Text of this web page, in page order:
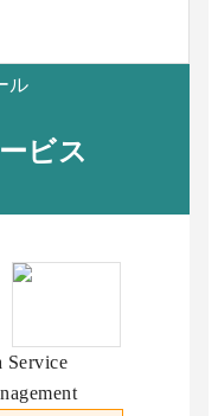
ル
ビス
Service